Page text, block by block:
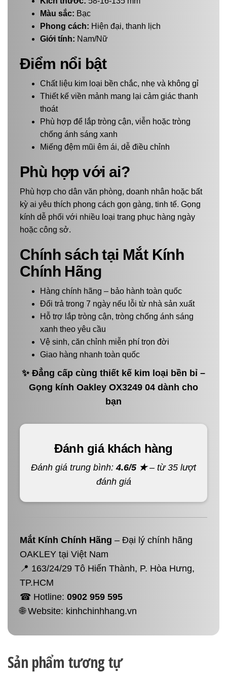
Màu sắc: Bạc
Phong cách: Hiện đại, thanh lịch
Giới tính: Nam/Nữ
Điểm nổi bật
Chất liệu kim loại bền chắc, nhẹ và không gỉ
Thiết kế viền mảnh mang lại cảm giác thanh
thoát
Phù hợp để lắp tròng cận, viễn hoặc tròng
chống ánh sáng xanh
Miếng đệm mũi êm ái, dễ điều chỉnh
Phù hợp với ai?
Phù hợp cho dân văn phòng, doanh nhân hoặc bất
kỳ ai yêu thích phong cách gọn gàng, tinh tế. Gọng
kính dễ phối với nhiều loại trang phục hàng ngày
hoặc công sở.
Chính sách tại Mắt Kính
Chính Hãng
Hàng chính hãng – bảo hành toàn quốc
Đổi trả trong 7 ngày nếu lỗi từ nhà sản xuất
Hỗ trợ lắp tròng cận, tròng chống ánh sáng
xanh theo yêu cầu
Vệ sinh, căn chỉnh miễn phí trọn đời
Giao hàng nhanh toàn quốc
✨ Đẳng cấp cùng thiết kế kim loại bền bỉ –
Gọng kính Oakley OX3249 04 dành cho
bạn
Đánh giá khách hàng
Đánh giá trung bình:4.6/5 ★– từ 35 lượt
đánh giá
Mắt Kính Chính Hãng – Đại lý chính hãng
OAKLEY tại Việt Nam
📍 163/24/29 Tô Hiến Thành, P. Hòa Hưng,
TP.HCM
☎ Hotline: 0902 959 595
🌐 Website: kinhchinhhang.vn
Sản phẩm tương tự